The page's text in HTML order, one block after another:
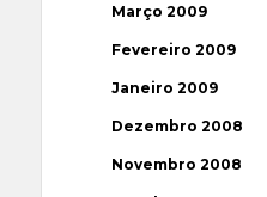
Março 2009
Fevereiro 2009
Janeiro 2009
Dezembro 2008
Novembro 2008